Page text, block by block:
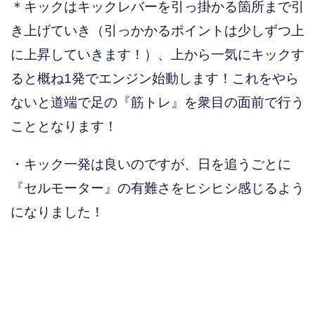
＊キックはキックレバーを引っ掛かる箇所まで引
き上げていき（引っかかるポイントは少しずつ上
に上昇していきます！）、上から一気にキックす
ると概ね1発でエンジン始動します！これをやら
ないと道端で足の『筋トレ』を衆目の面前で行う
こととなります！
・キック一発は良いのですが、日を追うごとに
『セルモーター』の有難さをヒシヒシ感じるよう
になりました！